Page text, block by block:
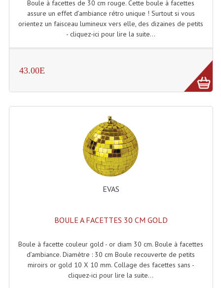
Valises Pour Clavier
Rack 19 Pouces Multiplis
Machines À Fumées
Effets Projection Et Jet De CO2
Machines À Brouillard
Lanceur De Flammes Et Cartouche De Gaz
Machine À Etincelles Froides
Machines À Effet Brouillard
Machines À Fumée Lourde
Boule à facettes de 30 cm rouge. Cette boule à facettes
assure un effet d’ambiance rétro unique ! Surtout si vous
orientez un faisceau lumineux vers elle, des dizaines de petits
- cliquez-ici pour lire la suite...
43.00E
EVAS
BOULE A FACETTES 30 CM GOLD
Boule à facette couleur gold - or diam 30 cm. Boule à facettes
d’ambiance. Diamètre : 30 cm Boule recouverte de petits
miroirs or gold 10 X 10 mm. Collage des facettes sans -
cliquez-ici pour lire la suite...